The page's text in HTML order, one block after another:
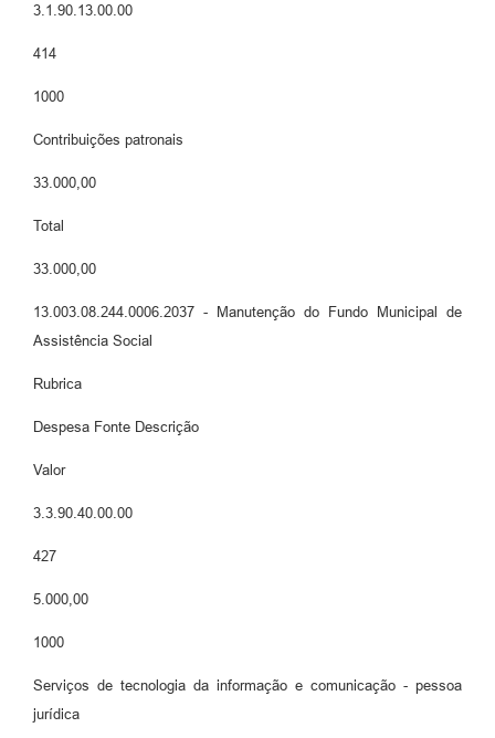
3.1.90.13.00.00
414
1000
Contribuições patronais
33.000,00
Total
33.000,00
13.003.08.244.0006.2037 - Manutenção do Fundo Municipal de
Assistência Social
Rubrica
Despesa Fonte Descrição
Valor
3.3.90.40.00.00
427
5.000,00
1000
Serviços de tecnologia da informação e comunicação - pessoa
jurídica